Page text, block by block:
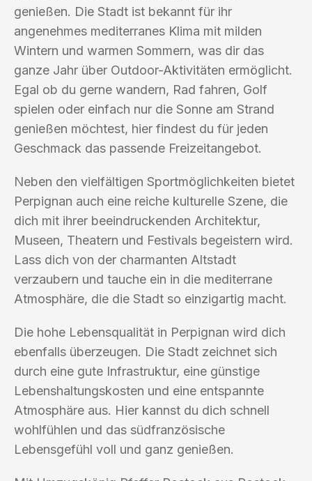
genießen. Die Stadt ist bekannt für ihr
angenehmes mediterranes Klima mit milden
Wintern und warmen Sommern, was dir das
ganze Jahr über Outdoor-Aktivitäten ermöglicht.
Egal ob du gerne wandern, Rad fahren, Golf
spielen oder einfach nur die Sonne am Strand
genießen möchtest, hier findest du für jeden
Geschmack das passende Freizeitangebot.
Neben den vielfältigen Sportmöglichkeiten bietet
Perpignan auch eine reiche kulturelle Szene, die
dich mit ihrer beeindruckenden Architektur,
Museen, Theatern und Festivals begeistern wird.
Lass dich von der charmanten Altstadt
verzaubern und tauche ein in die mediterrane
Atmosphäre, die die Stadt so einzigartig macht.
Die hohe Lebensqualität in Perpignan wird dich
ebenfalls überzeugen. Die Stadt zeichnet sich
durch eine gute Infrastruktur, eine günstige
Lebenshaltungskosten und eine entspannte
Atmosphäre aus. Hier kannst du dich schnell
wohlfühlen und das südfranzösische
Lebensgefühl voll und ganz genießen.